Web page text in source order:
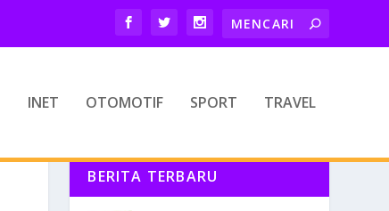
INET OTOMOTIF SPORT TRAVEL
BERITA TERBARU